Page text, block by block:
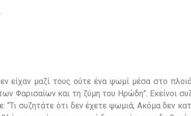
είχαν μαζί τους ούτε ένα ψωμί μέσα στο
Φαρισαίων και τη ζύμη του Ηρώδη”. Εκείνοι
“Τι συζητάτε ότι δεν έχετε ψωμιά; Ακόμα δεν